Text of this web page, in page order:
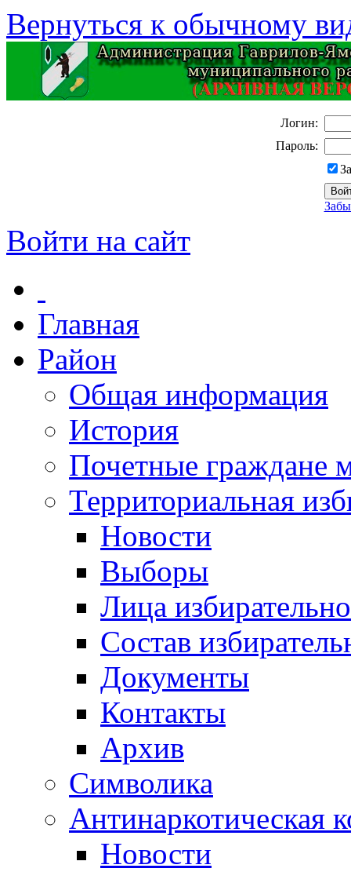
Вернуться к обычному
Логин:
Пароль:
Войти на сайт
Главная
Район
Общая информация
История
Почетные граждане
Территориальная
Новости
Выборы
Лица
Состав
Документы
Контакты
Архив
Символика
Антинаркотическая
Новости